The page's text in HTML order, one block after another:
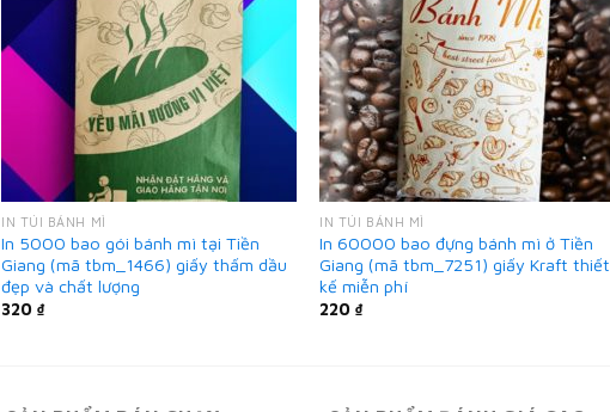
IN TÚI BÁNH MÌ
In 5000 bao gói bánh mì tại Tiền
Giang (mã tbm_1466) giấy thấm dầu
đẹp và chất lượng
320₫
IN TÚI BÁNH MÌ
In 60000 bao đựng bánh mì ở Tiền
Giang (mã tbm_7251) giấy Kraft thiết
kế miễn phí
220₫